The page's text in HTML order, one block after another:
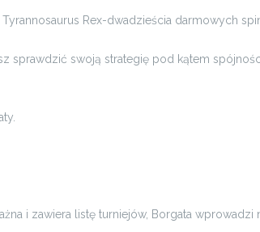
Rex-dwadzieścia darmowych
swoją strategię pod kątem
i zawiera listę turniejów, Borgata